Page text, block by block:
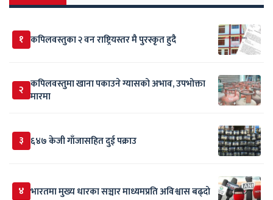
१ कपिलवस्तुका २ वन राष्ट्रियस्तर मै पुरस्कृत हुदै
२ कपिलवस्तुमा खाना पकाउने ग्यासको अभाव, उपभोक्ता
मारमा
३ ६४७ केजी गाँजासहित दुई पक्राउ
४ भारतमा मुख्य धारका सञ्चार माध्यमप्रति अविश्वास बढ्दो